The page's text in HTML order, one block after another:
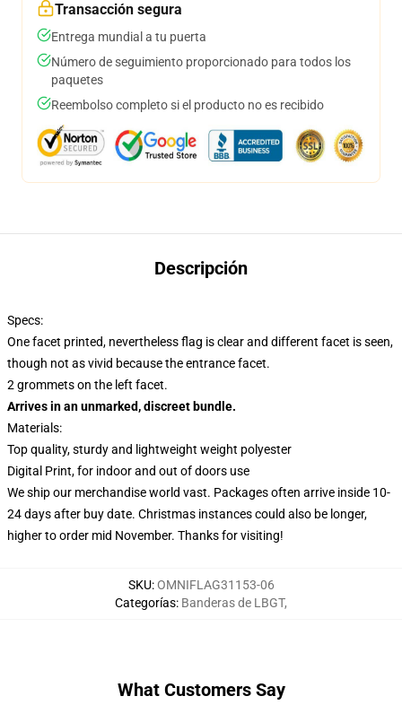
Transacción segura
Entrega mundial a tu puerta
Número de seguimiento proporcionado para todos los
paquetes
Reembolso completo si el producto no es recibido
Descripción
Specs:
One facet printed, nevertheless flag is clear and different facet is seen,
though not as vivid because the entrance facet.
2 grommets on the left facet.
Arrives in an unmarked, discreet bundle.
Materials:
Top quality, sturdy and lightweight weight polyester
Digital Print, for indoor and out of doors use
We ship our merchandise world vast. Packages often arrive inside 10-
24 days after buy date. Christmas instances could also be longer,
higher to order mid November. Thanks for visiting!
SKU:OMNIFLAG31153-06
Categorías: Banderas de LBGT,
What Customers Say